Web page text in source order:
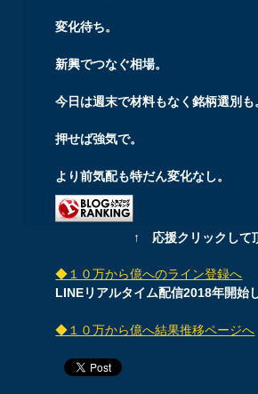
変化待ち。
新興でつなぐ相場。
今日は週末で材料もなく銘柄選別も
押せば強気で。
より前気配も特だん変化なし。
↑ 応援クリックして
◆１０万から億へのライン登録へ
LINEリアルタイム配信2018年開始
◆１０万から億へ結果推移ページへ